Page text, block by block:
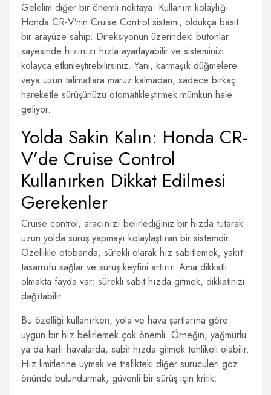
Gelelim diğer bir önemli noktaya: Kullanım kolaylığı.
Honda CR-V’nin Cruise Control sistemi, oldukça basit
bir arayüze sahip. Direksiyonun üzerindeki butonlar
sayesinde hızınızı hızla ayarlayabilir ve sisteminizi
kolayca etkinleştirebilirsiniz. Yani, karmaşık düğmelere
veya uzun talimatlara maruz kalmadan, sadece birkaç
hareketle sürüşünüzü otomatikleştirmek mümkün hale
geliyor.
Yolda Sakin Kalın: Honda CR-
V’de Cruise Control
Kullanırken Dikkat Edilmesi
Gerekenler
Cruise control, aracınızı belirlediğiniz bir hızda tutarak
uzun yolda sürüş yapmayı kolaylaştıran bir sistemdir.
Özellikle otobanda, sürekli olarak hız sabitlemek, yakıt
tasarrufu sağlar ve sürüş keyfini artırır. Ama dikkatli
olmakta fayda var; sürekli sabit hızda gitmek, dikkatinizi
dağıtabilir.
Bu özelliği kullanırken, yola ve hava şartlarına göre
uygun bir hız belirlemek çok önemli. Örneğin, yağmurlu
ya da karlı havalarda, sabit hızda gitmek tehlikeli olabilir.
Hız limitlerine uymak ve trafikteki diğer sürücüleri göz
önünde bulundurmak, güvenli bir sürüş için kritik.